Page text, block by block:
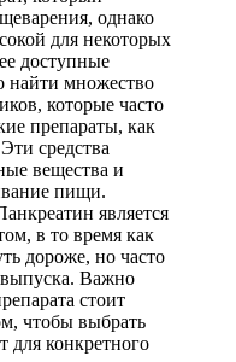
однако
для некоторых
доступные
найти множество
которые часто
препараты, как
средства
вещества и
пищи.
является
в то время как
дороже, но часто
Важно
стоит
чтобы выбрать
для конкретного